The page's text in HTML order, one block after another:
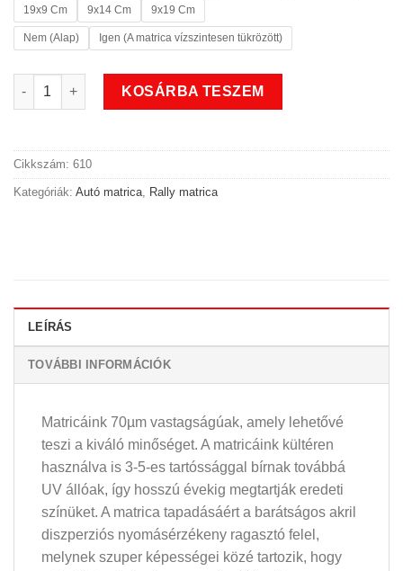
19x9 Cm
9x14 Cm 9x19 Cm
Nem (Alap) Igen (A matrica vízszintesen tükrözött)
Vontatószem jelölés rally matrica mennyiség
KOSÁRBA TESZEM
Cikkszám: 610
Kategóriák: Autó matrica Rally matrica
LEÍRÁS
TOVÁBBI INFORMÁCIÓK
Matricáink 70µm vastagságúak, amely lehetővé
teszi a kiváló minőséget. A matricáink kültéren
használva is 3-5-es tartóssággal bírnak továbbá
UV állóak, így hosszú évekig megtartják eredeti
színüket. A matrica tapadásáért a barátságos akril
diszperziós nyomásérzékeny ragasztó felel,
melynek szuper képességei közé tartozik, hogy